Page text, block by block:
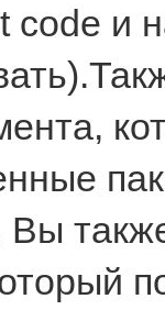
code и
Вы